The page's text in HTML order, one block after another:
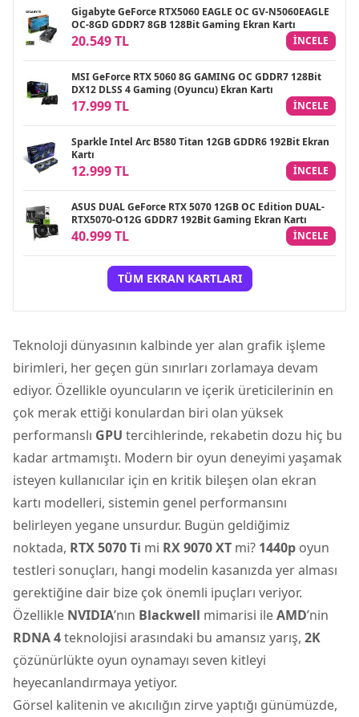
Gigabyte GeForce RTX5060 EAGLE OC GV-N5060EAGLE
OC-8GD GDDR7 8GB 128Bit Gaming Ekran Kartı
20.549 TL INCELE
MSI GeForce RTX 5060 8G GAMING OC GDDR7 128Bit
DX12 DLSS 4 Gaming (Oyuncu) Ekran Kartı
17.999 TL INCELE
Sparkle Intel Arc B580 Titan 12GB GDDR6 192Bit Ekran
Kartı
12.999 TL INCELE
ASUS DUAL GeForce RTX 5070 12GB OC Edition DUAL-
RTX5070-O12G GDDR7 192Bit Gaming Ekran Kartı
40.999 TL INCELE
TÜM EKRAN KARTLARI
Teknoloji dünyasının kalbinde yer alan grafik işleme
birimleri, her geçen gün sınırları zorlamaya devam
ediyor. Özellikle oyuncuların ve içerik üreticilerinin en
çok merak ettiği konulardan biri olan yüksek
performanslı GPU tercihlerinde, rekabetin dozu hiç bu
kadar artmamıştı. Modern bir oyun deneyimi yaşamak
isteyen kullanıcılar için en kritik bileşen olan ekran
kartı modelleri, sistemin genel performansını
belirleyen yegane unsurdur. Bugün geldiğimiz
noktada, RTX 5070 Ti mi RX 9070 XT mi? 1440p oyun
testleri sonuçları, hangi modelin kasanızda yer alması
gerektiğine dair bize çok önemli ipuçları veriyor.
Özellikle NVIDIA’nın Blackwell mimarisi ileAMD’nin
RDNA 4teknolojisi arasındaki bu amansız yarış, 2K
çözünürlükte oyun oynamayı seven kitleyi
heyecanlandırmaya yetiyor.
Görsel kalitenin ve akıcılığın zirve yaptığı günümüzde,